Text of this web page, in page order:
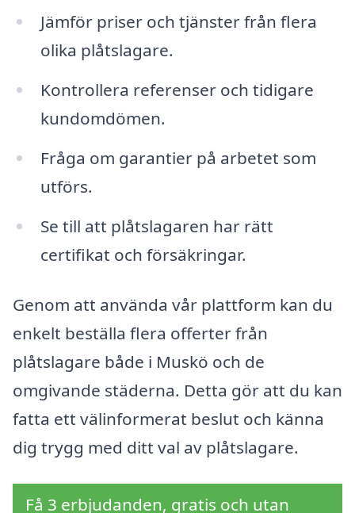
Jämför priser och tjänster från flera
olika plåtslagare.
Kontrollera referenser och tidigare
kundomdömen.
Fråga om garantier på arbetet som
utförs.
Se till att plåtslagaren har rätt
certifikat och försäkringar.
Genom att använda vår plattform kan du
enkelt beställa flera offerter från
plåtslagare både i Muskö och de
omgivande städerna. Detta gör att du kan
fatta ett välinformerat beslut och känna
dig trygg med ditt val av plåtslagare.
Få 3 erbjudanden, gratis och utan